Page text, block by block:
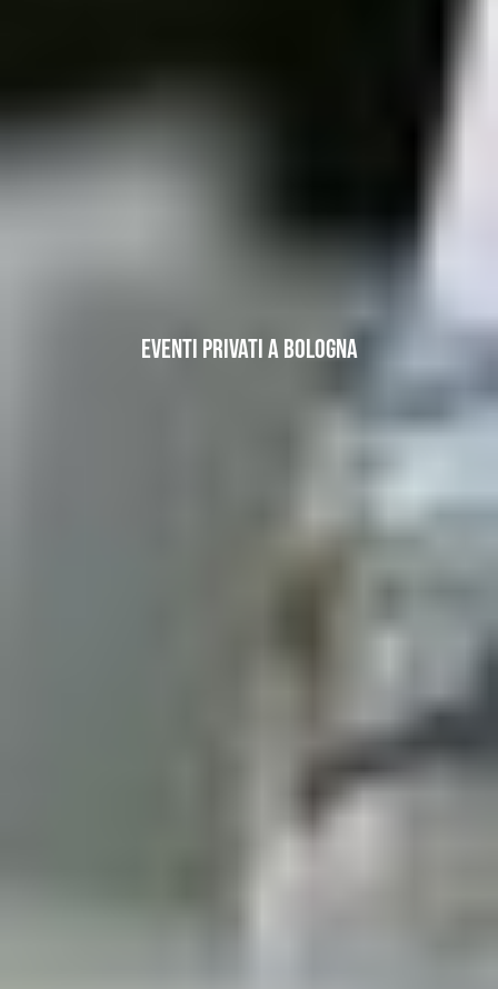
EVENTI PRIVATI A BOLOGNA